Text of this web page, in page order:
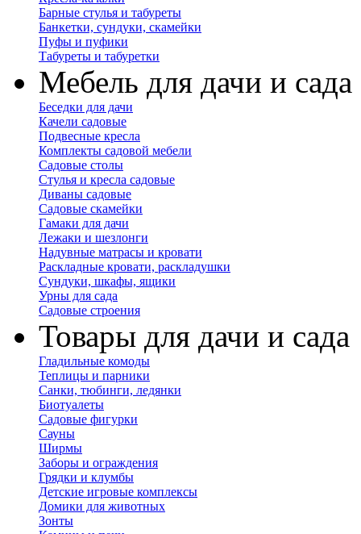
Барные стулья и табуреты
Банкетки, сундуки, скамейки
Пуфы и пуфики
Табуреты и табуретки
Мебель для дачи и сада
Беседки для дачи
Качели садовые
Подвесные кресла
Комплекты садовой мебели
Садовые столы
Стулья и кресла садовые
Диваны садовые
Садовые скамейки
Гамаки для дачи
Лежаки и шезлонги
Надувные матрасы и кровати
Раскладные кровати, раскладушки
Сундуки, шкафы, ящики
Урны для сада
Садовые строения
Товары для дачи и сада
Гладильные комоды
Теплицы и парники
Санки, тюбинги, ледянки
Биотуалеты
Садовые фигурки
Сауны
Ширмы
Заборы и ограждения
Грядки и клумбы
Детские игровые комплексы
Домики для животных
Зонты